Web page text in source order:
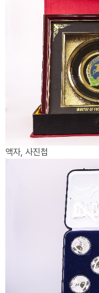
액자, 사진첩